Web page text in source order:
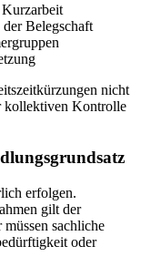
Belegschaft
nicht
kollektiven Kontrolle
erfolgen.
gilt der
sachliche
oder